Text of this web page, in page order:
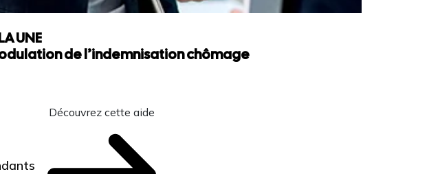
UNE
de l’indemnisation chômage
Découvrez cette aide